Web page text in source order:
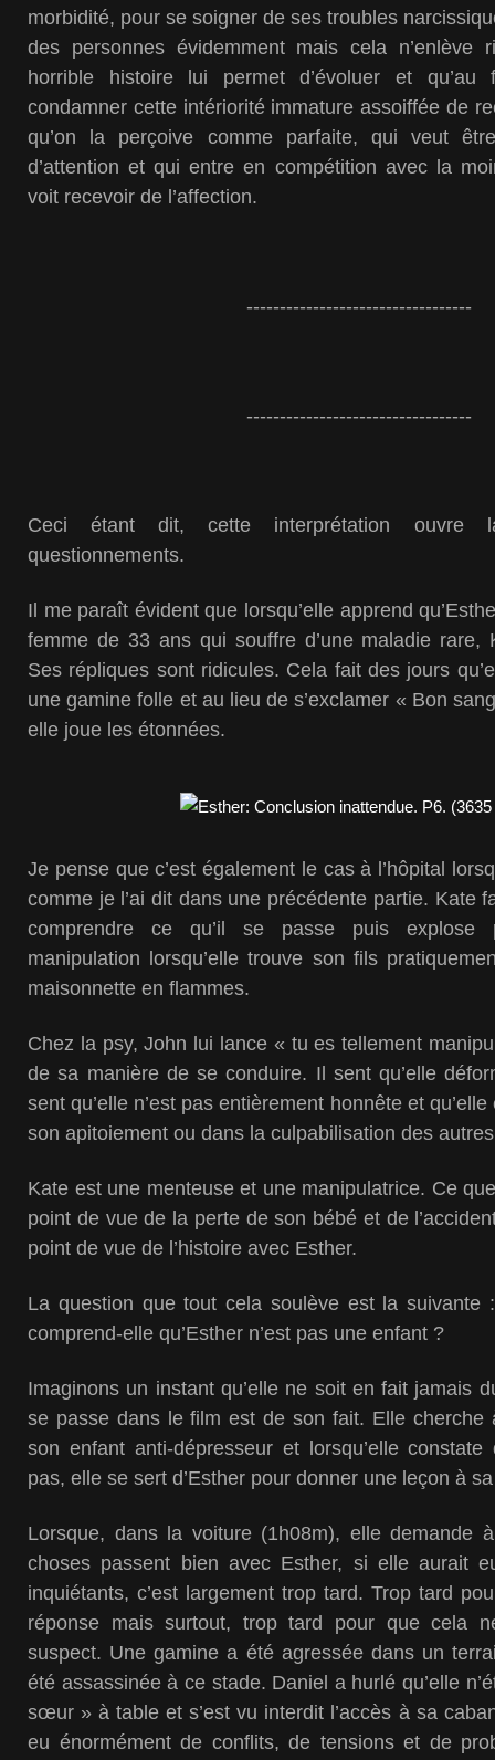
morbidité, pour se soigner de ses troubles
des personnes évidemment mais cela
horrible histoire lui permet d’évoluer et
condamner cette intériorité immature assoiffée de
qu’on la perçoive comme parfaite, qui veut
d’attention et qui entre en compétition avec la
voit recevoir de l’affection.
----------------------------------
----------------------------------
Ceci étant dit, cette interprétation ouvre
questionnements.
Il me paraît évident que lorsqu’elle apprend
femme de 33 ans qui souffre d’une maladie rare,
Ses répliques sont ridicules. Cela fait des jours
une gamine folle et au lieu de s’exclamer « Bon
elle joue les étonnées.
Je pense que c’est également le cas à l’hôpital
comme je l’ai dit dans une précédente partie. Kate
comprendre ce qu’il se passe puis explose
manipulation lorsqu’elle trouve son fils
maisonnette en flammes.
Chez la psy, John lui lance « tu es tellement
de sa manière de se conduire. Il sent qu’elle
sent qu’elle n’est pas entièrement honnête et
son apitoiement ou dans la culpabilisation des
Kate est une menteuse et une manipulatrice. Ce
point de vue de la perte de son bébé et de
point de vue de l’histoire avec Esther.
La question que tout cela soulève est la suivante
comprend-elle qu’Esther n’est pas une enfant ?
Imaginons un instant qu’elle ne soit en fait jamais
se passe dans le film est de son fait. Elle cherche
son enfant anti-dépresseur et lorsqu’elle
pas, elle se sert d’Esther pour donner une leçon à
Lorsque, dans la voiture (1h08m), elle demande
choses passent bien avec Esther, si elle aurait
inquiétants, c’est largement trop tard. Trop tard
réponse mais surtout, trop tard pour que cela
suspect. Une gamine a été agressée dans un
été assassinée à ce stade. Daniel a hurlé qu’elle
sœur » à table et s’est vu interdit l’accès à sa
eu énormément de conflits, de tensions et de